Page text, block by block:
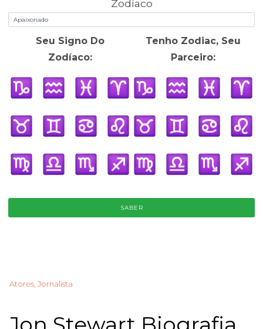
Zodíaco
Seu Signo Do
Zodíaco:
Tenho Zodiac, Seu
Parceiro:
SABER
Atores, Jornalista